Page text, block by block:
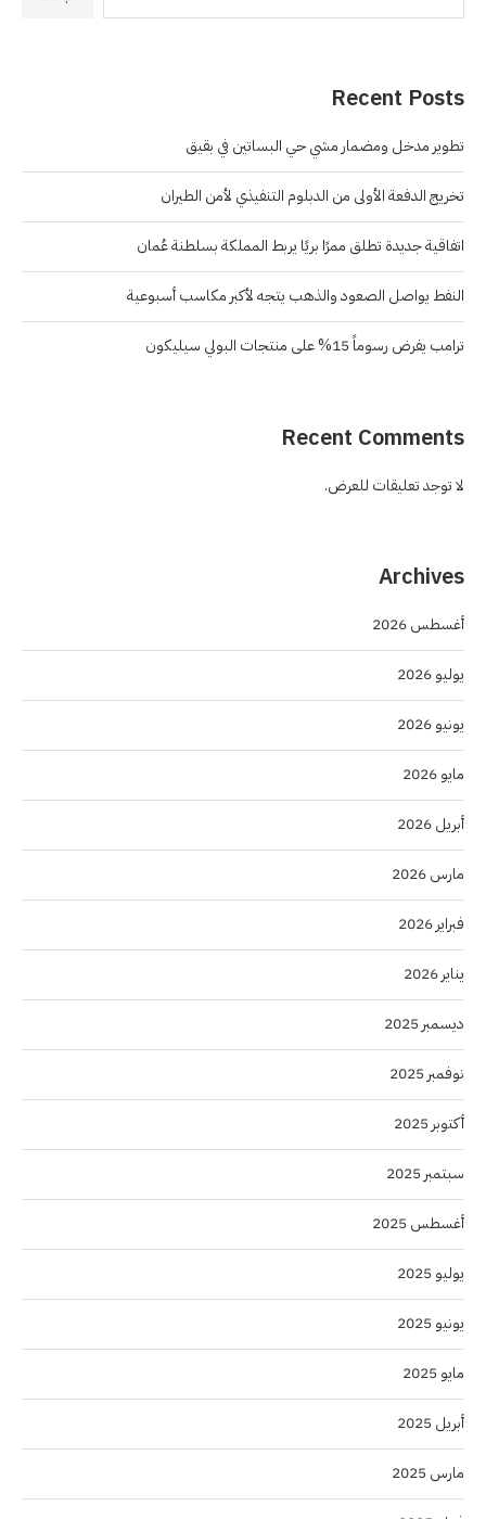
Recent Posts
تطوير مدخل ومضمار مشي حي البساتين في بقيق
تخريج الدفعة الأولى من الدبلوم التنفيذي لأمن الطيران
اتفاقية جديدة تطلق ممرًا بريًا يربط المملكة بسلطنة عُمان
النفط يواصل الصعود والذهب يتجه لأكبر مكاسب أسبوعية
ترامب يفرض رسوماً 15% على منتجات البولي سيليكون
Recent Comments
لا توجد تعليقات للعرض.
Archives
أغسطس 2026
يوليو 2026
يونيو 2026
مايو 2026
أبريل 2026
مارس 2026
فبراير 2026
يناير 2026
ديسمبر 2025
نوفمبر 2025
أكتوبر 2025
سبتمبر 2025
أغسطس 2025
يوليو 2025
يونيو 2025
مايو 2025
أبريل 2025
مارس 2025